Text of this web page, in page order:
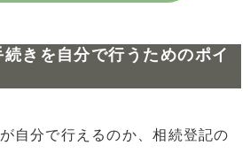
続きを自分で行うためのポイ
自分で行えるのか、相続登記の